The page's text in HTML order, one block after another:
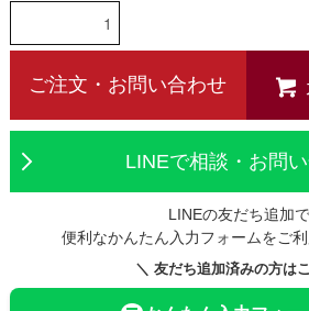
ご注文・お問い合わせ
LINEで相談・お問
LINEの友だち追加で
便利なかんたん入力フォームをご利
＼ 友だち追加済みの方は